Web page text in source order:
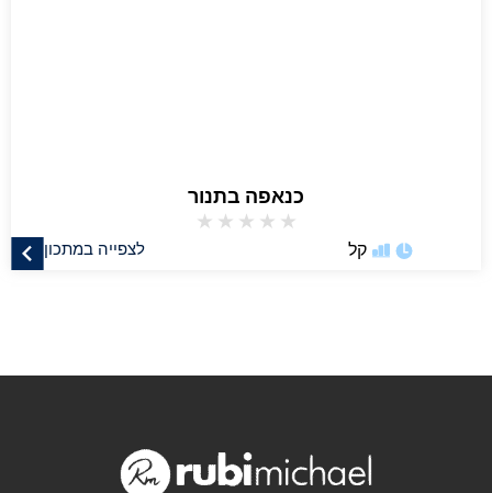
כנאפה בתנור
★
★
★
★
★
לצפייה במתכון קל